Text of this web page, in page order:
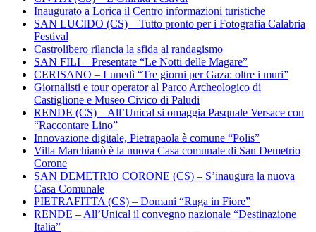
Inaugurato a Lorica il Centro informazioni turistiche
SAN LUCIDO (CS) – Tutto pronto per i Fotografia Calabria
Festival
Castrolibero rilancia la sfida al randagismo
SAN FILI – Presentate “Le Notti delle Magare”
CERISANO – Lunedì “Tre giorni per Gaza: oltre i muri”
Giornalisti e tour operator al Parco Archeologico di
Castiglione e Museo Civico di Paludi
RENDE (CS) – All’Unical si omaggia Pasquale Versace con
“Raccontare Lino”
Innovazione digitale, Pietrapaola è comune “Polis”
Villa Marchianò è la nuova Casa comunale di San Demetrio
Corone
SAN DEMETRIO CORONE (CS) – S’inaugura la nuova
Casa Comunale
PIETRAFITTA (CS) – Domani “Ruga in Fiore”
RENDE – All’Unical il convegno nazionale “Destinazione
Italia”